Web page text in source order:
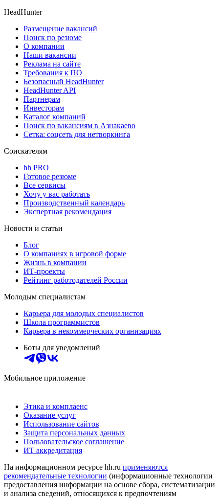
HeadHunter
Размещение вакансий
Поиск по резюме
О компании
Наши вакансии
Реклама на сайте
Требования к ПО
Безопасный HeadHunter
HeadHunter API
Партнерам
Инвесторам
Каталог компаний
Поиск по вакансиям в Азнакаево
Сетка: соцсеть для нетворкинга
Соискателям
hh PRO
Готовое резюме
Все сервисы
Хочу у вас работать
Производственный календарь
Экспертная рекомендация
Новости и статьи
Блог
О компаниях в игровой форме
Жизнь в компании
ИТ-проекты
Рейтинг работодателей России
Молодым специалистам
Карьера для молодых специалистов
Школа программистов
Карьера в некоммерческих организациях
Боты для уведомлений
Мобильное приложение
Этика и комплаенс
Оказание услуг
Использование сайтов
Защита персональных данных
Пользовательское соглашение
ИТ аккредитация
На информационном ресурсе hh.ru применяются
рекомендательные технологии (информационные технологии
предоставления информации на основе сбора, систематизации
и анализа сведений, относящихся к предпочтениям